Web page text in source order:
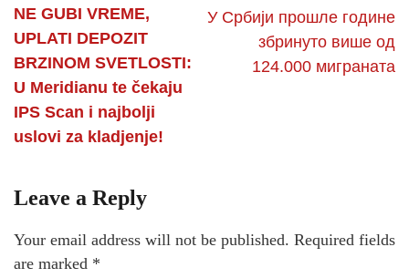
NE GUBI VREME,
UPLATI DEPOZIT
BRZINOM SVETLOSTI:
U Meridianu te čekaju
IPS Scan i najbolji
uslovi za kladjenje!
У Србији прошле године
збринуто више од
124.000 миграната
Leave a Reply
Your email address will not be published. Required fields
are marked *